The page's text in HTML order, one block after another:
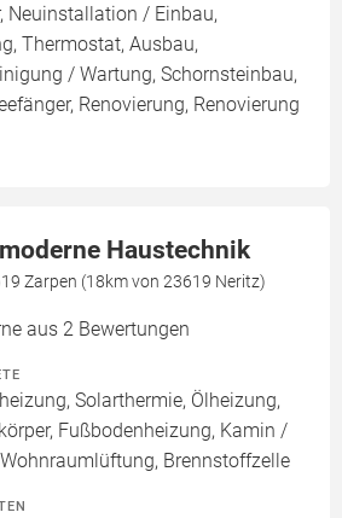
Neuinstallation / Einbau,
Thermostat, Ausbau,
/ Wartung, Schornsteinbau,
Renovierung, Renovierung
Haustechnik
Zarpen (18km von 23619 Neritz)
aus 2 Bewertungen
Solarthermie, Ölheizung,
Fußbodenheizung, Kamin /
Brennstoffzelle